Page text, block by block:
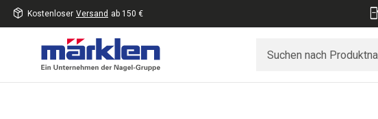
Kostenloser Versand ab 150 €